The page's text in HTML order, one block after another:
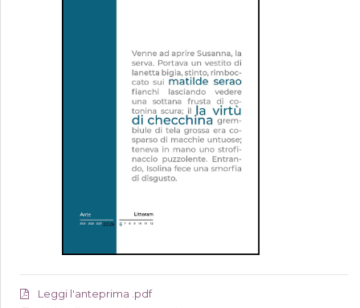
Leggi l'anteprima .pdf